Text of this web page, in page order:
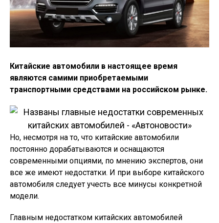
Китайские автомобили в настоящее время
являются самими приобретаемыми
транспортными средствами на российском рынке.
Но, несмотря на то, что китайские автомобили
постоянно дорабатываются и оснащаются
современными опциями, по мнению экспертов, они
все же имеют недостатки. И при выборе китайского
автомобиля следует учесть все минусы конкретной
модели.
Главным недостатком китайских автомобилей